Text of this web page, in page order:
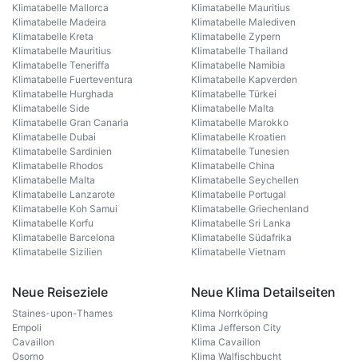
Klimatabelle Mallorca
Klimatabelle Madeira
Klimatabelle Kreta
Klimatabelle Mauritius
Klimatabelle Teneriffa
Klimatabelle Fuerteventura
Klimatabelle Hurghada
Klimatabelle Side
Klimatabelle Gran Canaria
Klimatabelle Dubai
Klimatabelle Sardinien
Klimatabelle Rhodos
Klimatabelle Malta
Klimatabelle Lanzarote
Klimatabelle Koh Samui
Klimatabelle Korfu
Klimatabelle Barcelona
Klimatabelle Sizilien
Klimatabelle Mauritius
Klimatabelle Malediven
Klimatabelle Zypern
Klimatabelle Thailand
Klimatabelle Namibia
Klimatabelle Kapverden
Klimatabelle Türkei
Klimatabelle Malta
Klimatabelle Marokko
Klimatabelle Kroatien
Klimatabelle Tunesien
Klimatabelle China
Klimatabelle Seychellen
Klimatabelle Portugal
Klimatabelle Griechenland
Klimatabelle Sri Lanka
Klimatabelle Südafrika
Klimatabelle Vietnam
Neue Reiseziele
Staines-upon-Thames
Empoli
Cavaillon
Osorno
Neue Klima Detailseiten
Klima Norrköping
Klima Jefferson City
Klima Cavaillon
Klima Walfischbucht